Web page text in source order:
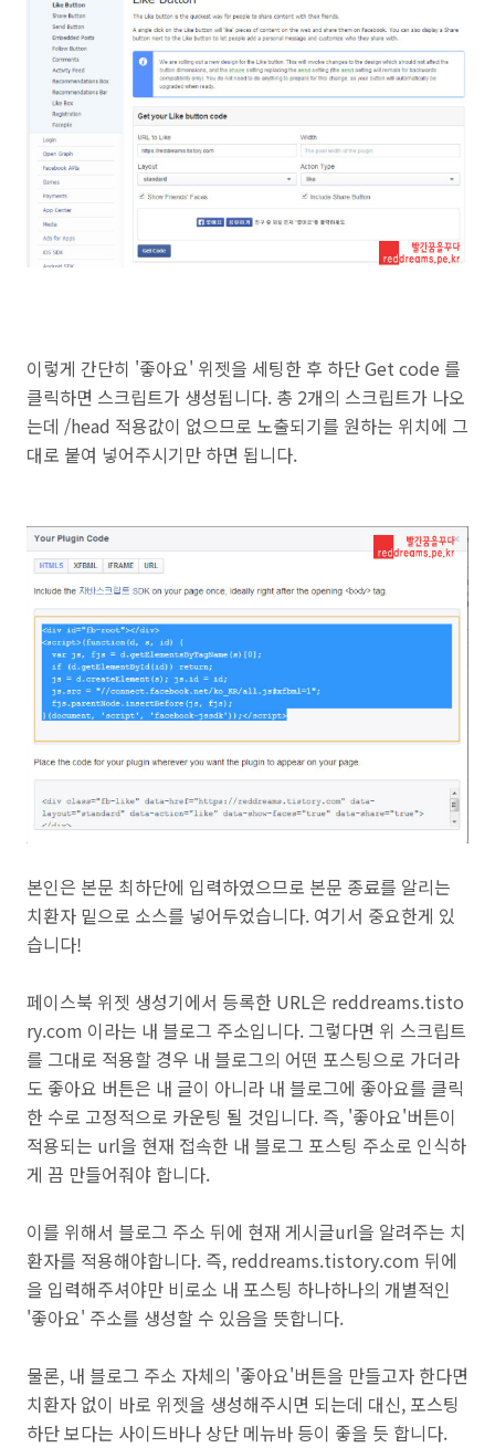
이렇게 간단히 '좋아요' 위젯을 세팅한 후 하단 Get code 를
클릭하면 스크립트가 생성됩니다. 총 2개의 스크립트가 나오
는데 /head 적용값이 없으므로 노출되기를 원하는 위치에 그
대로 붙여 넣어주시기만 하면 됩니다.
본인은 본문 최하단에 입력하였으므로 본문 종료를 알리는
치환자 밑으로 소스를 넣어두었습니다. 여기서 중요한게 있
습니다!
페이스북 위젯 생성기에서 등록한 URL은 reddreams.tisto
ry.com 이라는 내 블로그 주소입니다. 그렇다면 위 스크립트
를 그대로 적용할 경우 내 블로그의 어떤 포스팅으로 가더라
도 좋아요 버튼은 내 글이 아니라 내 블로그에 좋아요를 클릭
한 수로 고정적으로 카운팅 될 것입니다. 즉, '좋아요'버튼이
적용되는 url을 현재 접속한 내 블로그 포스팅 주소로 인식하
게 끔 만들어줘야 합니다.
이를 위해서 블로그 주소 뒤에 현재 게시글url을 알려주는 치
환자를 적용해야합니다. 즉, reddreams.tistory.com 뒤에
을 입력해주셔야만 비로소 내 포스팅 하나하나의 개별적인
'좋아요' 주소를 생성할 수 있음을 뜻합니다.
물론, 내 블로그 주소 자체의 '좋아요'버튼을 만들고자 한다면
치환자 없이 바로 위젯을 생성해주시면 되는데 대신, 포스팅
하단 보다는 사이드바나 상단 메뉴바 등이 좋을 듯 합니다.